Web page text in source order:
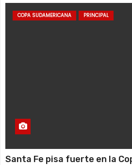
COPA SUDAMERICANA PRINCIPAL
Santa Fe pisa fuerte en la